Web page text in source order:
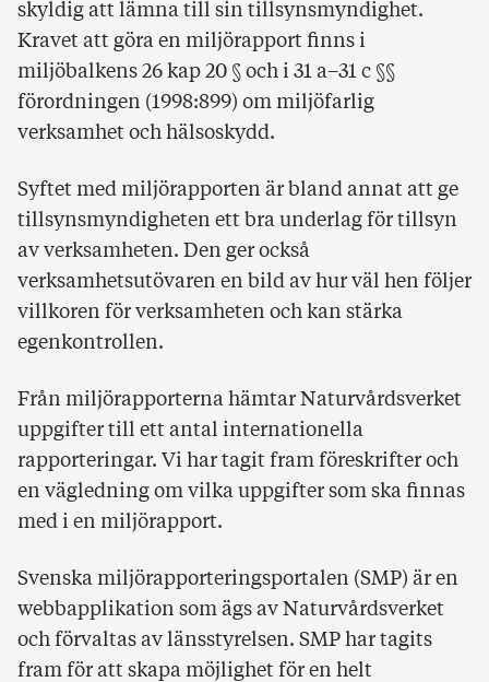
skyldig att lämna till sin tillsynsmyndighet.
Kravet att göra en miljörapport finns i
miljöbalkens 26 kap 20 § och i 31 a–31 c §§
förordningen (1998:899) om miljöfarlig
verksamhet och hälsoskydd.
Syftet med miljörapporten är bland annat att ge
tillsynsmyndigheten ett bra underlag för tillsyn
av verksamheten. Den ger också
verksamhetsutövaren en bild av hur väl hen följer
villkoren för verksamheten och kan stärka
egenkontrollen.
Från miljörapporterna hämtar Naturvårdsverket
uppgifter till ett antal internationella
rapporteringar. Vi har tagit fram föreskrifter och
en vägledning om vilka uppgifter som ska finnas
med i en miljörapport.
Svenska miljörapporteringsportalen (SMP) är en
webbapplikation som ägs av Naturvårdsverket
och förvaltas av länsstyrelsen. SMP har tagits
fram för att skapa möjlighet för en helt